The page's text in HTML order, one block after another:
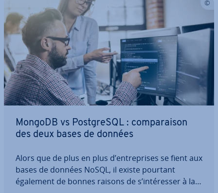
MongoDB vs Post­greSQL : com­pa­rai­son
des deux bases de données
Alors que de plus en plus d’en­tre­prises se fient aux
bases de données NoSQL, il existe pourtant
également de bonnes raisons de s’in­té­res­ser à la